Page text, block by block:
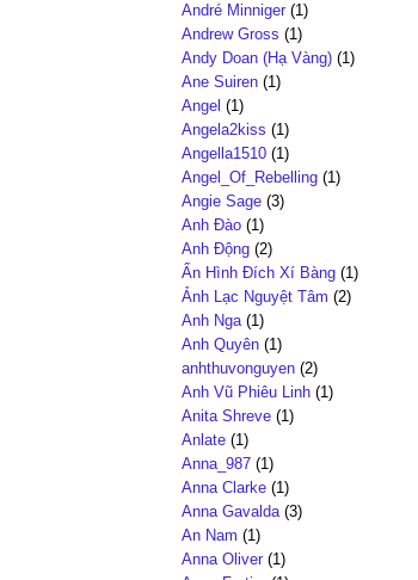
André Minniger (1)
Andrew Gross (1)
Andy Doan (Hạ Vàng) (1)
Ane Suiren (1)
Angel (1)
Angela2kiss (1)
Angella1510 (1)
Angel_Of_Rebelling (1)
Angie Sage (3)
Anh Đào (1)
Anh Động (2)
Ẩn Hình Đích Xí Bàng (1)
Ảnh Lạc Nguyệt Tâm (2)
Anh Nga(1)
Anh Quyên (1)
anhthuvonguyen (2)
Anh Vũ Phiêu Linh (1)
Anita Shreve (1)
Anlate (1)
Anna_987 (1)
Anna Clarke (1)
Anna Gavalda(3)
An Nam (1)
Anna Oliver (1)